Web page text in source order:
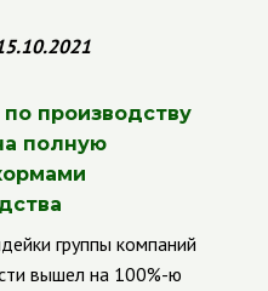
производству
полную
группы компаний
вышел на 100%-ю